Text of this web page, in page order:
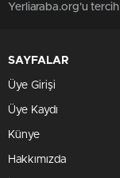
Yerliaraba.org'u
SAYFALAR
Üye Girişi
Üye Kaydı
Künye
Hakkımızda